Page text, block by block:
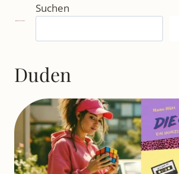
Inhalt
springen
Suchen
Duden